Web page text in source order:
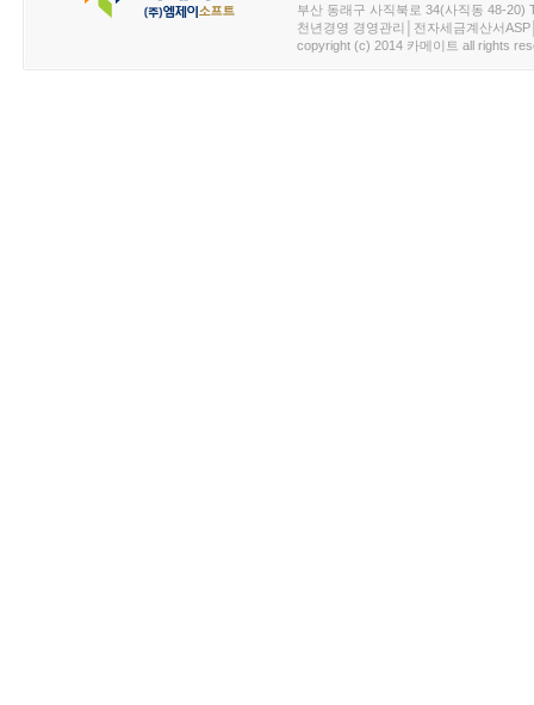
부산 동래구 사직북로 34(사직동 48-20)
천년경영 경영관리│전자세금계산서
copyright (c) 2014 카메이트 all rights